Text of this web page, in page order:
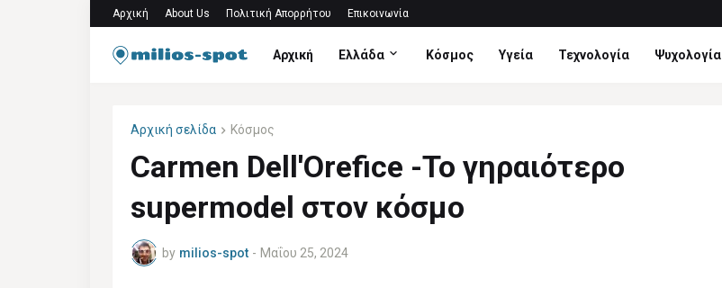
Αρχική About Us Πολιτική Απορρήτου Επικοινωνία
Αρχική Ελλάδα Κόσμος Υγεία Τεχνολογία Ψυχολογία
Αρχική σελίδα Κόσμος
Carmen Dell'Orefice -Το γηραιότερο
supermodel στον κόσμο
by milios-spot - Μαΐου 25, 2024